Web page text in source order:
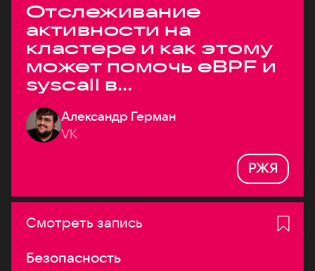
Отслеживание
активности на
кластере и как этому
может помочь eBPF и
syscall в
высоконагруженных
системах
Александр Герман
VK
РЖЯ
Смотреть запись
Безопасность